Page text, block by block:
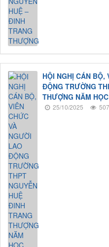
HỘI NGHỊ CÁN BỘ,
ĐỘNG TRƯỜNG
THƯỢNG NĂM
25/10/2025 507